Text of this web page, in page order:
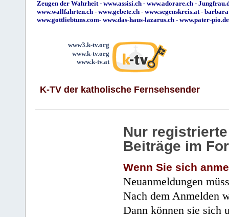
Zeugen der Wahrheit- www.assisi.ch - www.adorare.ch -
www.wallfahrten.ch - www.gebete.ch - www.segenskreis.at-
www.gottliebtuns.com- www.das-haus-lazarus.ch - www.pater-pio.de
www3.k-tv.org
www.k-tv.org
www.k-tv.at
K-TV der katholische Fernsehsender
Nur
Beiträge im
Wenn Sie sich
Neuanmeldungen
Nach dem Anmelden
Dann können sie sich